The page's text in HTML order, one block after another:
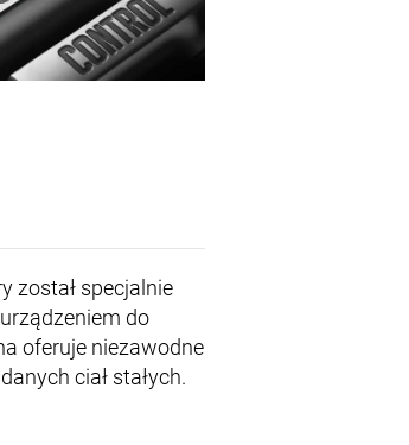
został specjalnie
do
oferuje niezawodne
ciał stałych.